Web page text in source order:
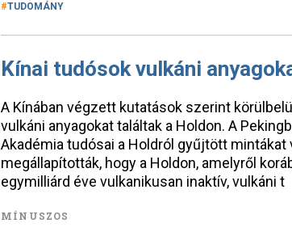
TUDOMÁNY
Kínai tudósok vulkáni
A Kínában végzett kutatások szerint
vulkáni anyagokat találtak a Holdon. A
Akadémia tudósai a Holdról gyűjtött
megállapították, hogy a Holdon, amelyről
egymilliárd éve vulkanikusan inaktív, vulkáni t
MÍNUSZOS